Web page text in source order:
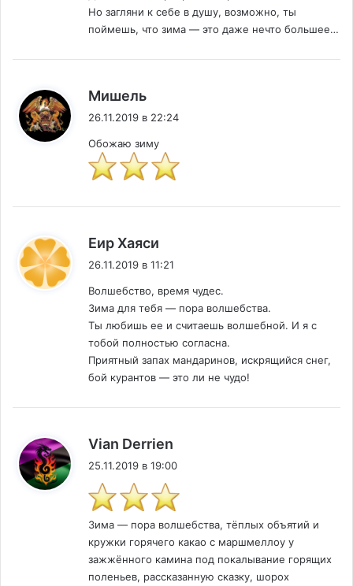
Но загляни к себе в душу, возможно, ты
поймешь, что зима — это даже нечто большее…
Мишель
26.11.2019 в 22:24
Обожаю зиму
Еир Хаяси
26.11.2019 в 11:21
Волшебство, время чудес.
Зима для тебя — пора волшебства.
Ты любишь ее и считаешь волшебной. И я с
тобой полностью согласна.
Приятный запах мандаринов, искрящийся снег,
бой курантов — это ли не чудо!
Vian Derrien
25.11.2019 в 19:00
Зима — пора волшебства, тёплых объятий и
кружки горячего какао с маршмеллоу у
зажжённого камина под покалывание горящих
поленьев, рассказанную сказку, шорох